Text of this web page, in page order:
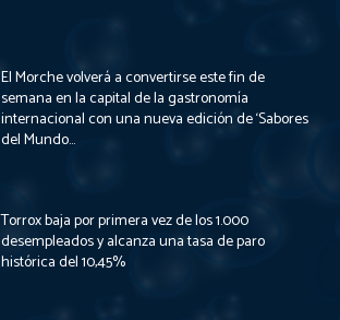
El Morche volverá a convertirse este fin de
semana en la capital de la gastronomía
internacional con una nueva edición de ‘Sabores
del Mundo...
Torrox baja por primera vez de los 1.000
desempleados y alcanza una tasa de paro
histórica del 10,45%